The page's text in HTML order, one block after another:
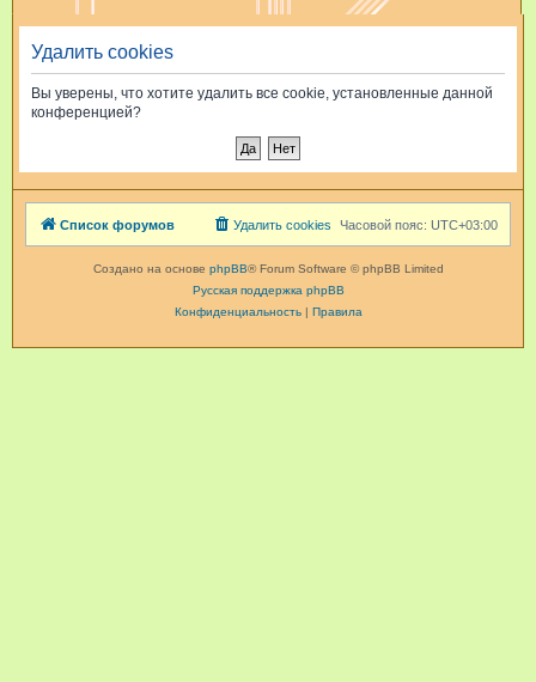
и
Удалить cookies
Вы уверены, что хотите удалить все cookie, установленные данной
конференцией?
Список форумов Часовой пояс: UTC+03:00
Удалить cookies
Создано на основе phpBB® Forum Software © phpBB Limited
Русская поддержка phpBB
Конфиденциальность| Правила